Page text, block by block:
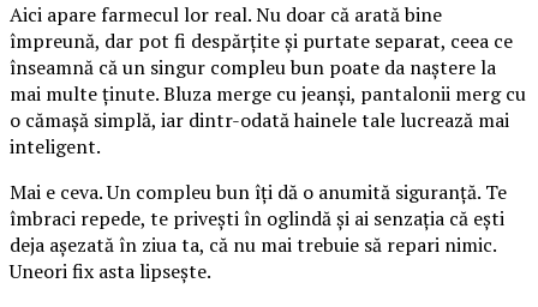
Aici apare farmecul lor real. Nu doar că arată bine
împreună, dar pot fi despărțite și purtate separat, ceea ce
înseamnă că un singur compleu bun poate da naștere la
mai multe ținute. Bluza merge cu jeanși, pantalonii merg cu
o cămașă simplă, iar dintr-odată hainele tale lucrează mai
inteligent.
Mai e ceva. Un compleu bun îți dă o anumită siguranță. Te
îmbraci repede, te privești în oglindă și ai senzația că ești
deja așezată în ziua ta, că nu mai trebuie să repari nimic.
Uneori fix asta lipsește.